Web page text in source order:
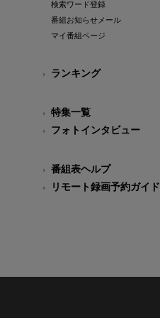
検索ワード登録
番組お知らせメール
マイ番組ページ
ランキング
特集一覧
フォトインタビュー
番組表ヘルプ
リモート録画予約ガイド